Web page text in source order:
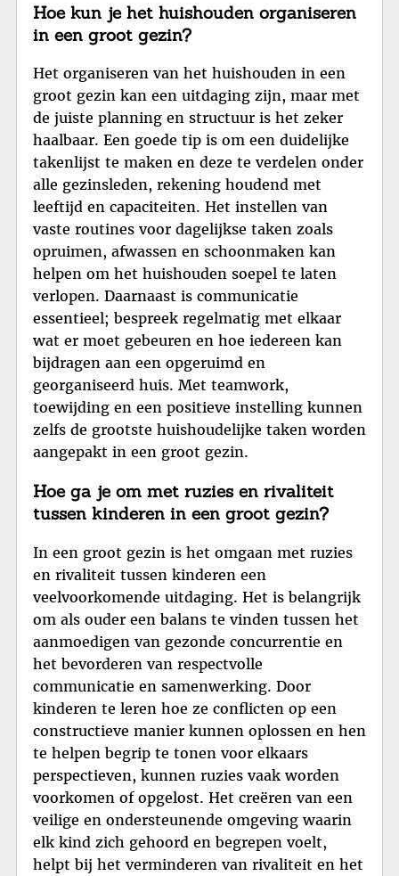
Hoe kun je het huishouden organiseren
in een groot gezin?
Het organiseren van het huishouden in een
groot gezin kan een uitdaging zijn, maar met
de juiste planning en structuur is het zeker
haalbaar. Een goede tip is om een ​​duidelijke
takenlijst te maken en deze te verdelen onder
alle gezinsleden, rekening houdend met
leeftijd en capaciteiten. Het instellen van
vaste routines voor dagelijkse taken zoals
opruimen, afwassen en schoonmaken kan
helpen om het huishouden soepel te laten
verlopen. Daarnaast is communicatie
essentieel; bespreek regelmatig met elkaar
wat er moet gebeuren en hoe iedereen kan
bijdragen aan een opgeruimd en
georganiseerd huis. Met teamwork,
toewijding en een positieve instelling kunnen
zelfs de grootste huishoudelijke taken worden
aangepakt in een groot gezin.
Hoe ga je om met ruzies en rivaliteit
tussen kinderen in een groot gezin?
In een groot gezin is het omgaan met ruzies
en rivaliteit tussen kinderen een
veelvoorkomende uitdaging. Het is belangrijk
om als ouder een balans te vinden tussen het
aanmoedigen van gezonde concurrentie en
het bevorderen van respectvolle
communicatie en samenwerking. Door
kinderen te leren hoe ze conflicten op een
constructieve manier kunnen oplossen en hen
te helpen begrip te tonen voor elkaars
perspectieven, kunnen ruzies vaak worden
voorkomen of opgelost. Het creëren van een
veilige en ondersteunende omgeving waarin
elk kind zich gehoord en begrepen voelt,
helpt bij het verminderen van rivaliteit en het